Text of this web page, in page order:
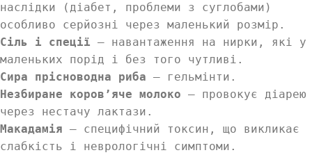
наслідки (діабет, проблеми з суглобами)
особливо серйозні через маленький розмір.
Сіль і спеції — навантаження на нирки, які у
маленьких порід і без того чутливі.
Сира прісноводна риба — гельмінти.
Незбиране коров’яче молоко — провокує діарею
через нестачу лактази.
Макадамія — специфічний токсин, що викликає
слабкість і неврологічні симптоми.